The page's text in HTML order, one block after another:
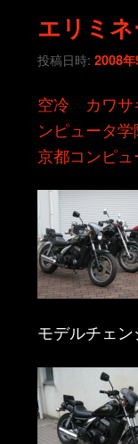
ン
ン
ツ
へ
移
動
テ
ツ
へ
移
動
エリミ
投稿日時:2008
空冷 カワサ
ンピュータ
京都コンピ
モデルチェン